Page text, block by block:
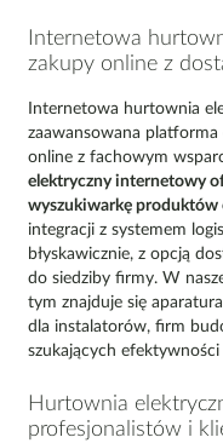
Internetowa
zakupy online z
Internetowa hurtownia
zaawansowana platforma
online z fachowym
elektryczny internetowy
wyszukiwarkę produktów
integracji z systemem
błyskawicznie, z opcją
do siedziby firmy. W
tym znajduje się
dla instalatorów, firm
szukających
Hurtownia
profesjonalistów i